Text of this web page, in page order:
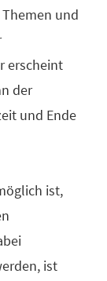
und
erscheint
der
und Ende
ist,
ist